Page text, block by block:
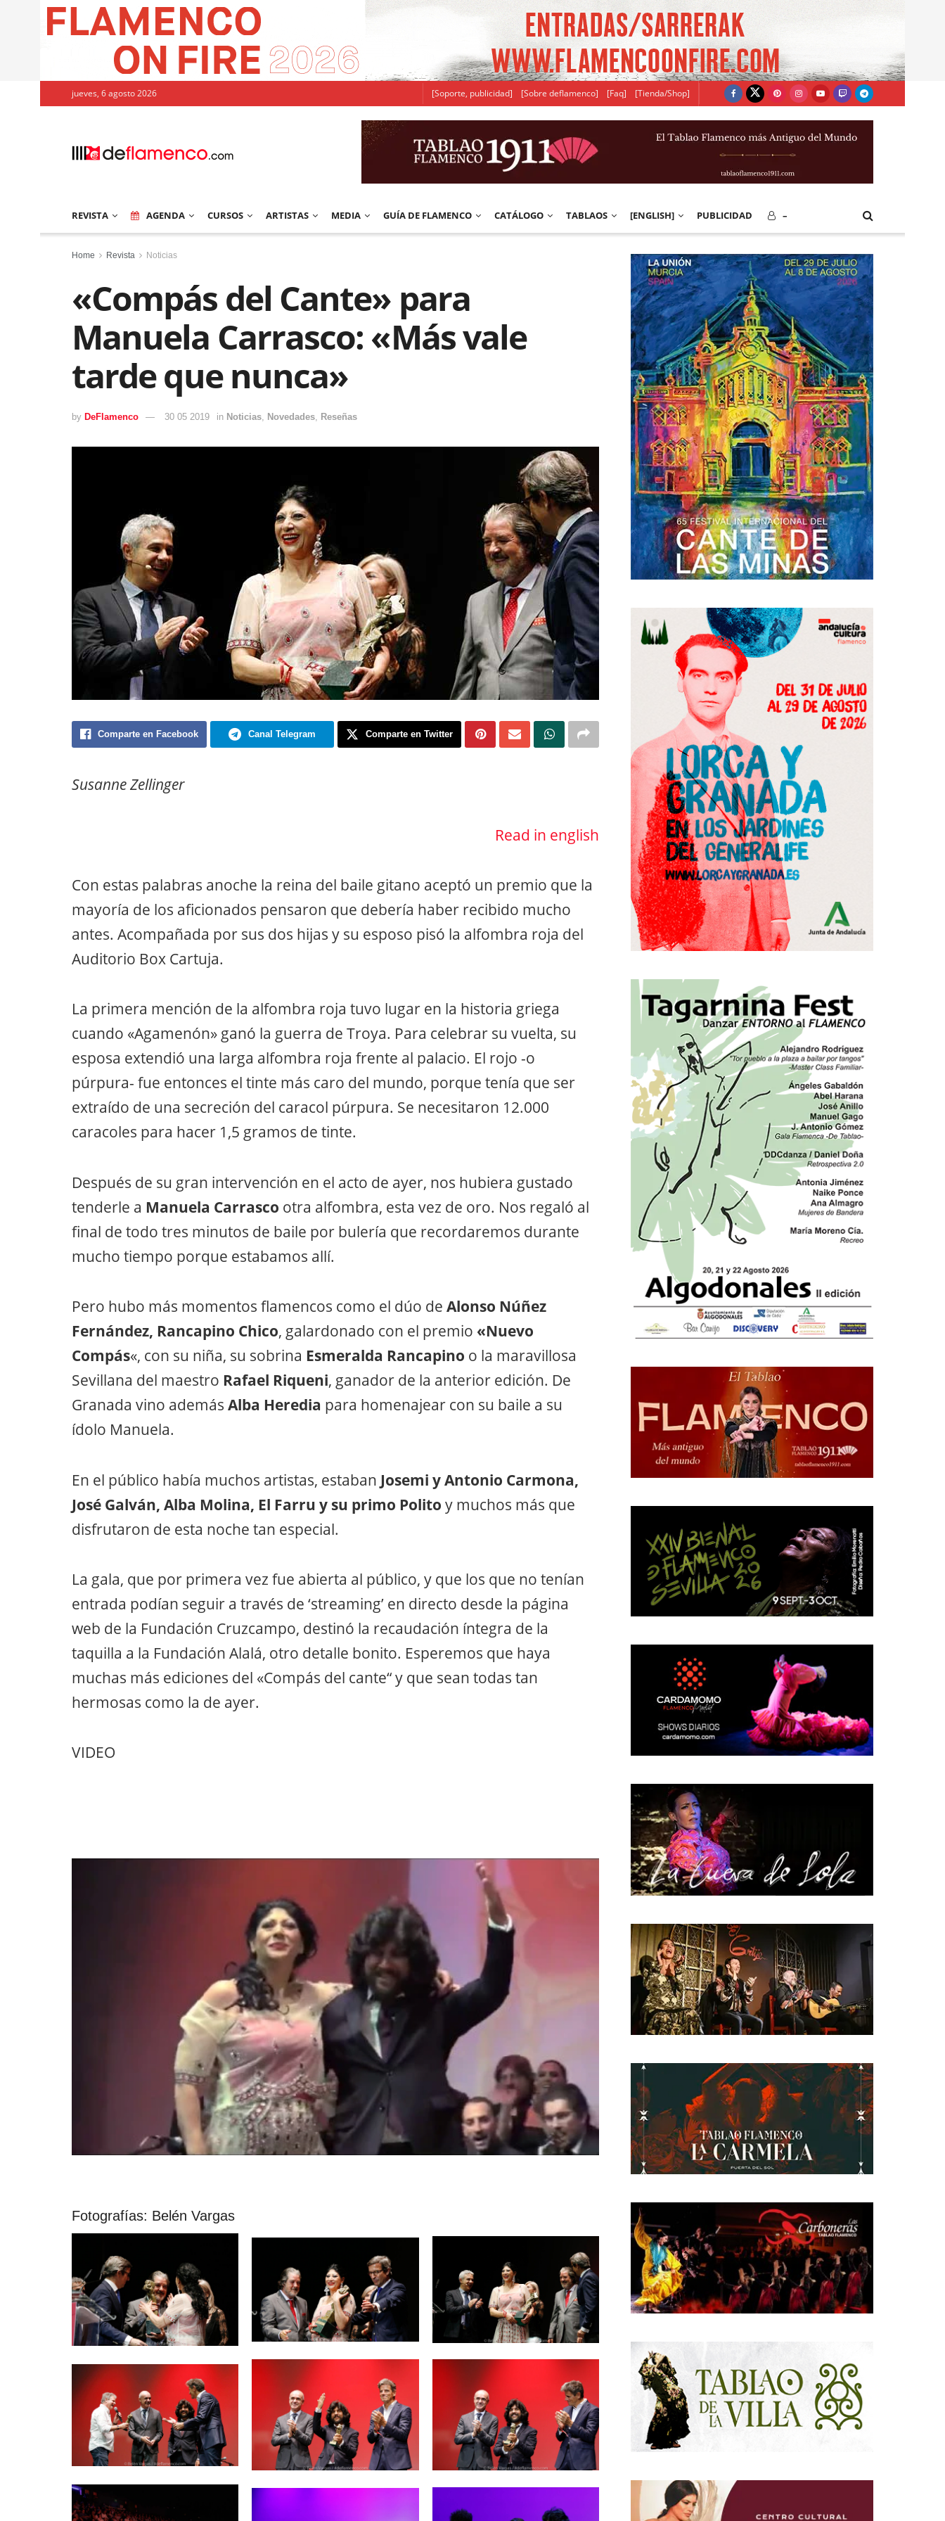
jueves, 6 agosto 2026 [Soporte, publicidad] [Sobre deflamenco] [Faq] [Tienda/Shop]
REVISTA AGENDA CURSOS ARTISTAS MEDIA GUÍA DE FLAMENCO CATÁLOGO TABLAOS [ENGLISH] PUBLICIDAD –
Home Revista Noticias
«Compás del Cante» para
Manuela Carrasco: «Más vale
tarde que nunca»
by DeFlamenco 30 05 2019 in Noticias, Novedades, Reseñas
Comparte en Facebook Canal Telegram Comparte en Twitter
Susanne Zellinger
Read in english
Con estas palabras anoche la reina del baile gitano aceptó un premio que la
mayoría de los aficionados pensaron que debería haber recibido mucho
antes. Acompañada por sus dos hijas y su esposo pisó la alfombra roja del
Auditorio Box Cartuja.
La primera mención de la alfombra roja tuvo lugar en la historia griega
cuando «Agamenón» ganó la guerra de Troya. Para celebrar su vuelta, su
esposa extendió una larga alfombra roja frente al palacio. El rojo -o
púrpura- fue entonces el tinte más caro del mundo, porque tenía que ser
extraído de una secreción del caracol púrpura. Se necesitaron 12.000
caracoles para hacer 1,5 gramos de tinte.
Después de su gran intervención en el acto de ayer, nos hubiera gustado
tenderle a Manuela Carrasco otra alfombra, esta vez de oro. Nos regaló al
final de todo tres minutos de baile por bulería que recordaremos durante
mucho tiempo porque estabamos allí.
Pero hubo más momentos flamencos como el dúo de Alonso Núñez
Fernández, Rancapino Chico, galardonado con el premio «Nuevo
Compás«, con su niña, su sobrina Esmeralda Rancapino o la maravillosa
Sevillana del maestro Rafael Riqueni, ganador de la anterior edición. De
Granada vino además Alba Heredia para homenajear con su baile a su
ídolo Manuela.
En el público había muchos artistas, estaban Josemi y Antonio Carmona,
José Galván, Alba Molina, El Farru y su primo Polito y muchos más que
disfrutaron de esta noche tan especial.
La gala, que por primera vez fue abierta al público, y que los que no tenían
entrada podían seguir a través de ‘streaming’ en directo desde la página
web de la Fundación Cruzcampo, destinó la recaudación íntegra de la
taquilla a la Fundación Alalá, otro detalle bonito. Esperemos que haya
muchas más ediciones del «Compás del cante“ y que sean todas tan
hermosas como la de ayer.
VIDEO
Fotografías: Belén Vargas